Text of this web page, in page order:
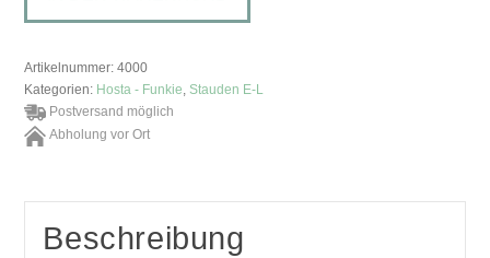
Menge
Artikelnummer:4000
Kategorien: Hosta - Funkie Stauden E-L
Postversand möglich
Abholung vor Ort
Beschreibung